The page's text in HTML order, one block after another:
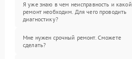
Я уже знаю в чем неисправность и какой
ремонт необходим. Для чего проводить
диагностику?
Мне нужен срочный ремонт. Сможете
сделать?